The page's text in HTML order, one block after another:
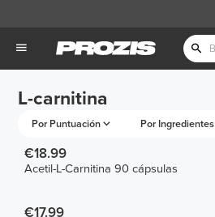
L-carnitina
Por Puntuación Por Ingredientes
€18.99
Acetil-L-Carnitina 90 cápsulas
€17.99